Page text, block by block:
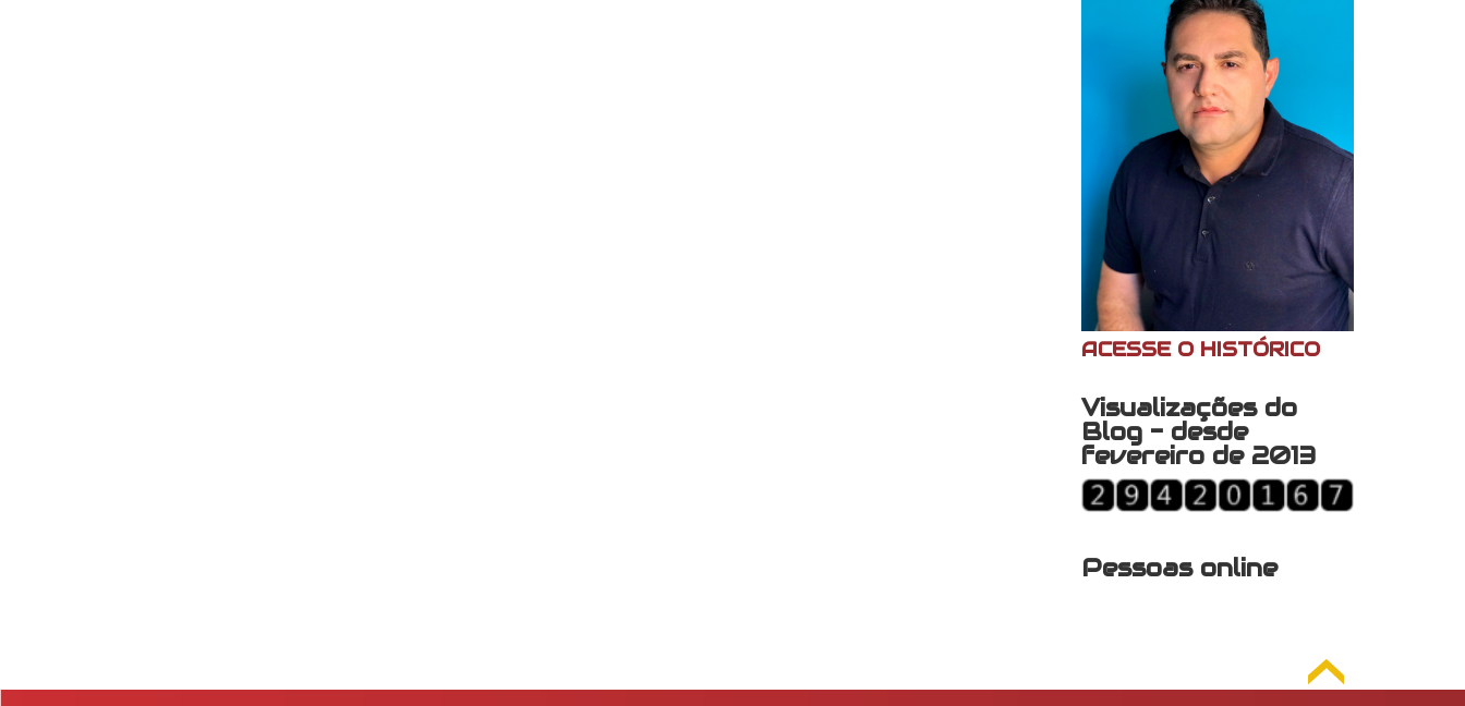
ACESSE O HISTÓRICO
Visualizações do
Blog - desde
fevereiro de 2013
Pessoas online